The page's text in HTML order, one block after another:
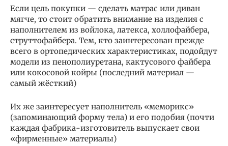
Если цель покупки — сделать матрас или диван
мягче, то стоит обратить внимание на изделия с
наполнителем из войлока, латекса, холлофайбера,
струттофайбера. Тем, кто заинтересован прежде
всего в ортопедических характеристиках, подойдут
модели из пенополиуретана, кактусового файбера
или кокосовой койры (последний материал —
самый жёсткий)
Их же заинтересует наполнитель «меморикс»
(запоминающий форму тела) и его подобия (почти
каждая фабрика-изготовитель выпускает свои
«фирменные» материалы)